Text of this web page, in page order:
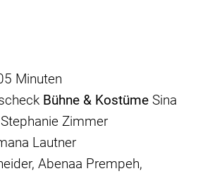
Minuten
Bühne & Kostüme Sina
Zimmer
Lautner
Abenaa Prempeh,